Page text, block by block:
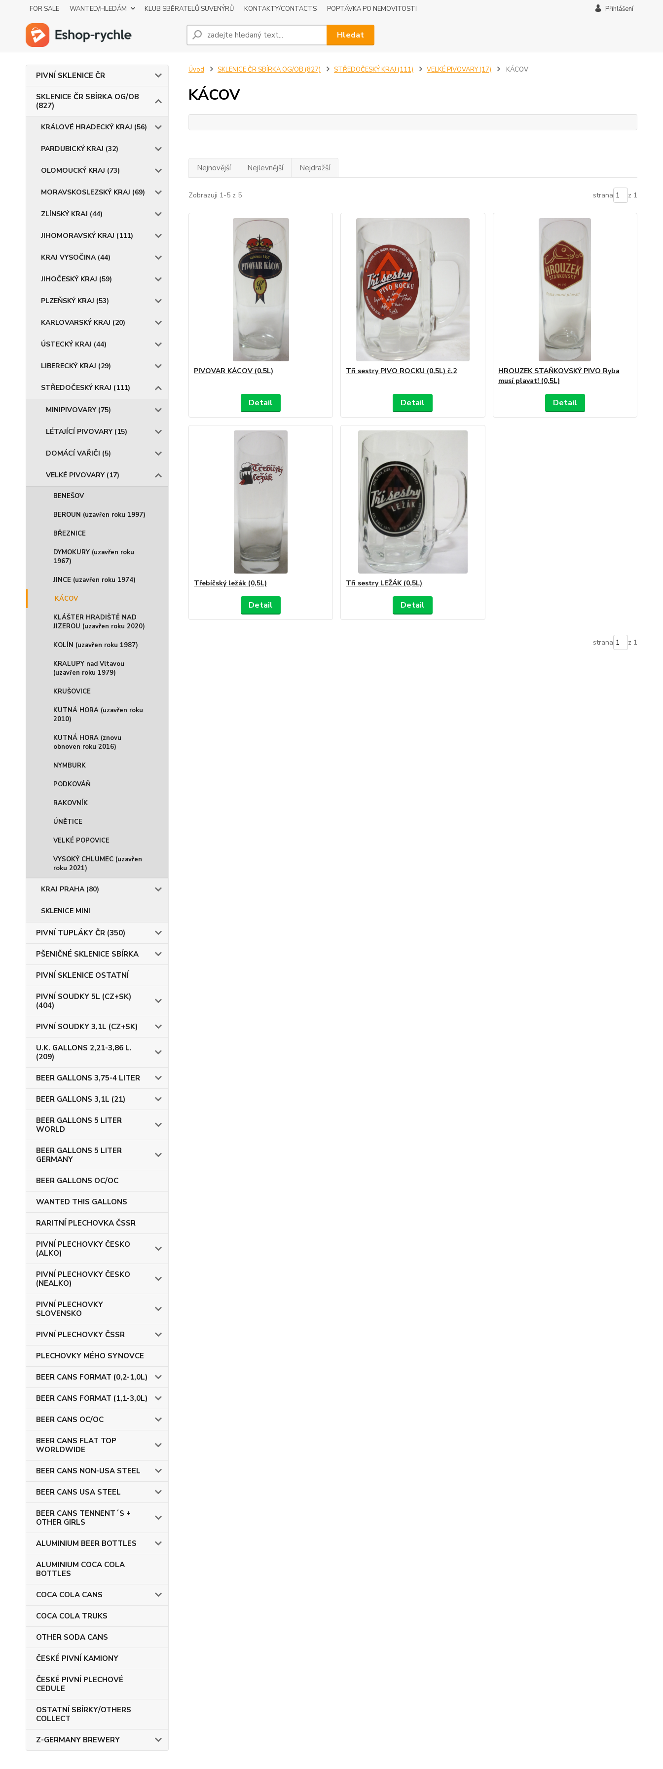
FOR SALE WANTED/HLEDÁM KLUB SBĚRATELŮ SUVENÝRŮ KONTAKTY/CONTACTS POPTÁVKA PO NEMOVITOSTI Přihlášení
Hledat
PIVNÍ SKLENICE ČR
SKLENICE ČR SBÍRKA OG/OB
(827)
KRÁLOVÉ HRADECKÝ KRAJ (56)
PARDUBICKÝ KRAJ (32)
OLOMOUCKÝ KRAJ (73)
MORAVSKOSLEZSKÝ KRAJ (69)
ZLÍNSKÝ KRAJ (44)
JIHOMORAVSKÝ KRAJ (111)
KRAJ VYSOČINA (44)
JIHOČESKÝ KRAJ (59)
PLZEŇSKÝ KRAJ (53)
KARLOVARSKÝ KRAJ (20)
ÚSTECKÝ KRAJ (44)
LIBERECKÝ KRAJ (29)
STŘEDOČESKÝ KRAJ (111)
MINIPIVOVARY (75)
LÉTAJÍCÍ PIVOVARY (15)
DOMÁCÍ VAŘIČI (5)
VELKÉ PIVOVARY (17)
BENEŠOV
BEROUN (uzavřen roku 1997)
BŘEZNICE
DYMOKURY (uzavřen roku
1967)
JINCE (uzavřen roku 1974)
KÁCOV
KLÁŠTER HRADIŠTĚ NAD
JIZEROU (uzavřen roku 2020)
KOLÍN (uzavřen roku 1987)
KRALUPY nad Vltavou
(uzavřen roku 1979)
KRUŠOVICE
KUTNÁ HORA (uzavřen roku
2010)
KUTNÁ HORA (znovu
obnoven roku 2016)
NYMBURK
PODKOVÁŇ
RAKOVNÍK
ÚNĚTICE
VELKÉ POPOVICE
VYSOKÝ CHLUMEC (uzavřen
roku 2021)
KRAJ PRAHA (80)
SKLENICE MINI
PIVNÍ TUPLÁKY ČR (350)
PŠENIČNÉ SKLENICE SBÍRKA
PIVNÍ SKLENICE OSTATNÍ
PIVNÍ SOUDKY 5L (CZ+SK)
(404)
PIVNÍ SOUDKY 3,1L (CZ+SK)
U.K. GALLONS 2,21-3,86 L.
(209)
BEER GALLONS 3,75-4 LITER
BEER GALLONS 3,1L (21)
BEER GALLONS 5 LITER
WORLD
BEER GALLONS 5 LITER
GERMANY
BEER GALLONS OC/OC
WANTED THIS GALLONS
RARITNÍ PLECHOVKA ČSSR
PIVNÍ PLECHOVKY ČESKO
(ALKO)
PIVNÍ PLECHOVKY ČESKO
(NEALKO)
PIVNÍ PLECHOVKY
SLOVENSKO
PIVNÍ PLECHOVKY ČSSR
PLECHOVKY MÉHO SYNOVCE
BEER CANS FORMAT (0,2-1,0L)
BEER CANS FORMAT (1,1-3,0L)
BEER CANS OC/OC
BEER CANS FLAT TOP
WORLDWIDE
BEER CANS NON-USA STEEL
BEER CANS USA STEEL
BEER CANS TENNENT´S +
OTHER GIRLS
ALUMINIUM BEER BOTTLES
ALUMINIUM COCA COLA
BOTTLES
COCA COLA CANS
COCA COLA TRUKS
OTHER SODA CANS
ČESKÉ PIVNÍ KAMIONY
ČESKÉ PIVNÍ PLECHOVÉ
CEDULE
OSTATNÍ SBÍRKY/OTHERS
COLLECT
Z-GERMANY BREWERY
Úvod SKLENICE ČR SBÍRKA OG/OB (827) STŘEDOČESKÝ KRAJ (111) VELKÉ PIVOVARY (17) KÁCOV
KÁCOV
Nejnovější Nejlevnější Nejdražší
Zobrazuji 1-5 z 5 strana z 1
PIVOVAR KÁCOV (0,5L)
Detail
Tři sestry PIVO ROCKU (0,5L) č.2
Detail
HROUZEK STAŇKOVSKÝ PIVO Ryba
musí plavat! (0,5L)
Detail
Třebíčský ležák (0,5L)
Detail
Tři sestry LEŽÁK (0,5L)
Detail
strana z 1